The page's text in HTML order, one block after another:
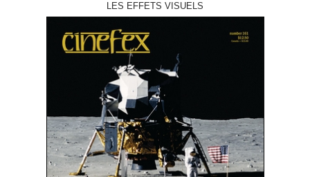
LES EFFETS VISUELS